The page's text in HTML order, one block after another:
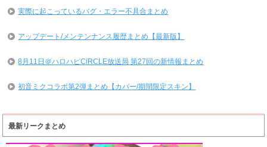
実際に起こっているバグ・エラー不具合まとめ
アップデート/メンテンナンス履歴まとめ【最新版】
8月11日＠ハロハピCiRCLE放送局 第27回の新情報まとめ
初音ミクコラボ第2弾まとめ【カバー/期間限定スキン】
最新リークまとめ